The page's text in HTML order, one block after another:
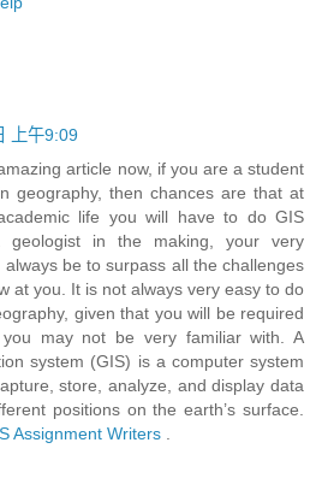
上午9:09
article now, if you are a student
geography, then chances are that at
life you will have to do GIS
geologist in the making, your very
be to surpass all the challenges
at you. It is not always very easy to do
given that you will be required
may not be very familiar with. A
system (GIS) is a computer system
store, analyze, and display data
positions on the earth’s surface.
Assignment Writers